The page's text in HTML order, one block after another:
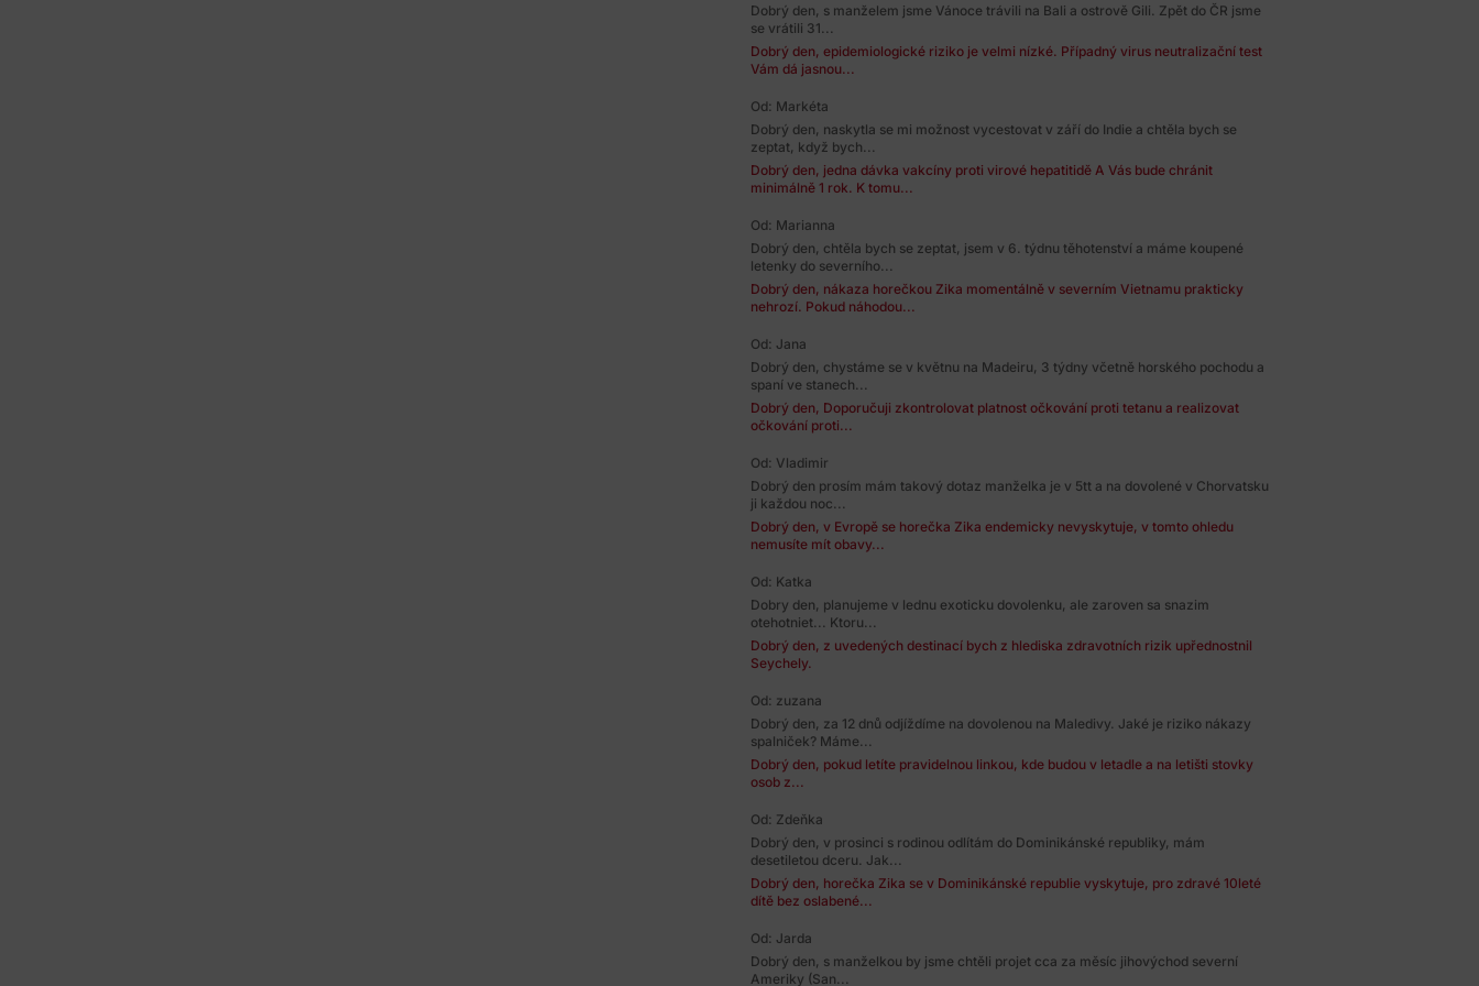
Dobrý den, s manželem jsme Vánoce trávili na Bali a ostrově Gili. Zpět do ČR jsme
se vrátili 31...
Dobrý den, epidemiologické riziko je velmi nízké. Případný virus neutralizační test
Vám dá jasnou...
Od: Markéta
Dobrý den, naskytla se mi možnost vycestovat v září do Indie a chtěla bych se
zeptat, když bych...
Dobrý den, jedna dávka vakcíny proti virové hepatitidě A Vás bude chránit
minimálně 1 rok. K tomu...
Od: Marianna
Dobrý den, chtěla bych se zeptat, jsem v 6. týdnu těhotenství a máme koupené
letenky do severního...
Dobrý den, nákaza horečkou Zika momentálně v severním Vietnamu prakticky
nehrozí. Pokud náhodou...
Od: Jana
Dobrý den, chystáme se v květnu na Madeiru, 3 týdny včetně horského pochodu a
spaní ve stanech...
Dobrý den, Doporučuji zkontrolovat platnost očkování proti tetanu a realizovat
očkování proti...
Od: Vladimir
Dobrý den prosím mám takový dotaz manželka je v 5tt a na dovolené v Chorvatsku
ji každou noc...
Dobrý den, v Evropě se horečka Zika endemicky nevyskytuje, v tomto ohledu
nemusíte mít obavy...
Od: Katka
Dobry den, planujeme v lednu exoticku dovolenku, ale zaroven sa snazim
otehotniet... Ktoru...
Dobrý den, z uvedených destinací bych z hlediska zdravotních rizik upřednostnil
Seychely.
Od: zuzana
Dobrý den, za 12 dnů odjíždíme na dovolenou na Maledivy. Jaké je riziko nákazy
spalniček? Máme...
Dobrý den, pokud letíte pravidelnou linkou, kde budou v letadle a na letišti stovky
osob z...
Od: Zdeňka
Dobrý den, v prosinci s rodinou odlítám do Dominikánské republiky, mám
desetiletou dceru. Jak...
Dobrý den, horečka Zika se v Dominikánské republie vyskytuje, pro zdravé 10leté
dítě bez oslabené...
Od: Jarda
Dobrý den, s manželkou by jsme chtěli projet cca za měsíc jihovýchod severní
Ameriky (San...